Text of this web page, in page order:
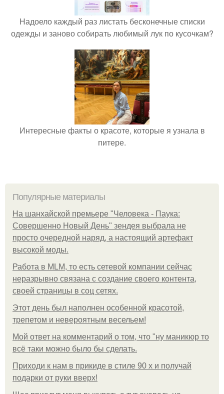
Надоело каждый раз листать бесконечные списки
одежды и заново собирать любимый лук по кусочкам?
Интересные факты о красоте, которые я узнала в
питере.
Популярные материалы
На шанхайской премьере "Человека - Паука:
Совершенно Новый День" зендея выбрала не
просто очередной наряд, а настоящий артефакт
высокой моды.
Работа в MLM, то есть сетевой компании сейчас
неразрывно связана с создание своего контента,
своей страницы в соц сетях.
Этот день был наполнен особенной красотой,
трепетом и невероятным весельем!
Мой ответ на комментарий о том, что "ну маникюр то
всё таки можно было бы сделать.
Приходи к нам в прикиде в стиле 90 х и получай
подарки от руки вверх!